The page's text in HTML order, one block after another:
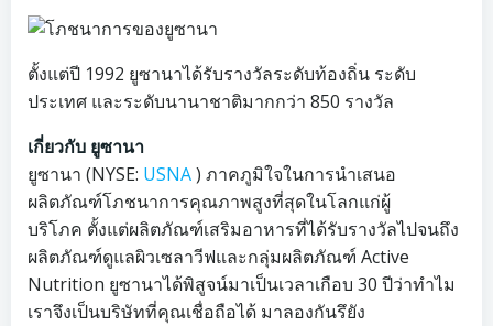
ตั้งแต่ปี 1992 ยูซานาได้รับรางวัลระดับท้องถิ่น ระดับ
ประเทศ และระดับนานาชาติมากกว่า 850 รางวัล
เกี่ยวกับ ยูซานา
ยูซานา (NYSE: USNA) ภาคภูมิใจในการนำเสนอ
ผลิตภัณฑ์โภชนาการคุณภาพสูงที่สุดในโลกแก่ผู้
บริโภค ตั้งแต่ผลิตภัณฑ์เสริมอาหารที่ได้รับรางวัลไปจนถึง
ผลิตภัณฑ์ดูแลผิวเซลาวีฟและกลุ่มผลิตภัณฑ์ Active
Nutrition ยูซานาได้พิสูจน์มาเป็นเวลาเกือบ 30 ปีว่าทำไม
เราจึงเป็นบริษัทที่คุณเชื่อถือได้ มาลองกันรึยัง